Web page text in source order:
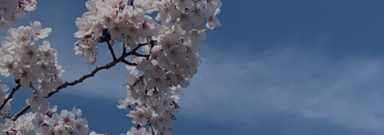
admin
W杯の優勝を目指す日
本代表と目標設定
2026.07.17